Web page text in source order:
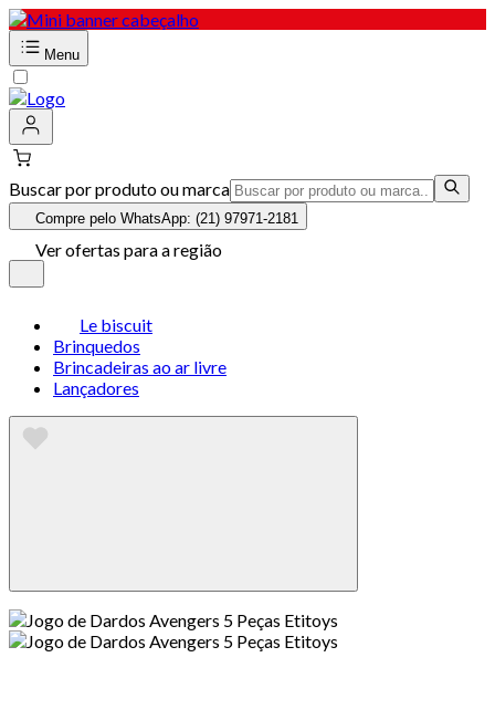
Menu
Buscar por produto ou marca
Compre pelo WhatsApp: (21) 97971-2181
Ver ofertas para a região
Le biscuit
Brinquedos
Brincadeiras ao ar livre
Lançadores